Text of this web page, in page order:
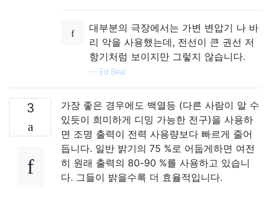
대부분의 극장에서는 가변 변압기 나 바
리 악을 사용했는데, 전선이 큰 권선 저
항기처럼 보이지만 그렇지 않습니다.
— Ed Beal
3
가장 좋은 경우에도 백열등 (다른 사람이 알 수
있듯이 희미하게 디밍 가능한 전구)을 사용하
면 조명 출력이 전력 사용량보다 빠르게 줄어
듭니다. 일반 밝기의 75 %로 어둡게하면 여전
히 원래 출력의 80-90 %를 사용하고 있습니
다. 그들이 밝을수록 더 효율적입니다.